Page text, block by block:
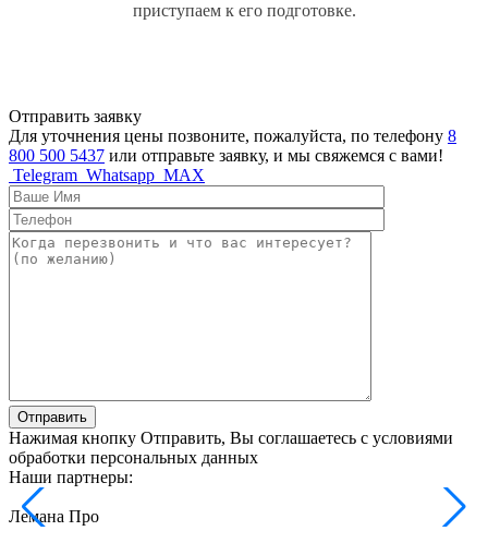
приступаем к его подготовке.
Отправить заявку
Для уточнения цены позвоните, пожалуйста, по телефону 8
800 500 5437 или отправьте заявку, и мы свяжемся с вами!
Telegram Whatsapp MAX
Отправить
Нажимая кнопку Отправить, Вы соглашаетесь с условиями
обработки персональных данных
Наши партнеры:
Лемана Про